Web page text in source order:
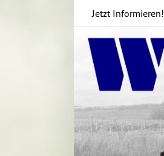
Jetzt Informieren!